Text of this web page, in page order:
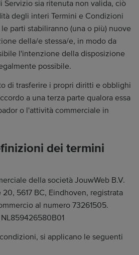
Servizio sia ritenuta non valida, ciò
degli interi Termini e Condizioni
parti stabiliranno (una o più) nuove
della/e stessa/e, in modo da
l'intenzione della disposizione
possibile.
di trasferire i propri diritti e obblighi
a una terza parte qualora essa
o l'attività commerciale in
dei termini
della società JouwWeb B.V.
5617 BC, Eindhoven, registrata
al numero 73261505.
si applicano le seguenti